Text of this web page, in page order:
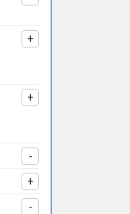
+
+
-
+
-